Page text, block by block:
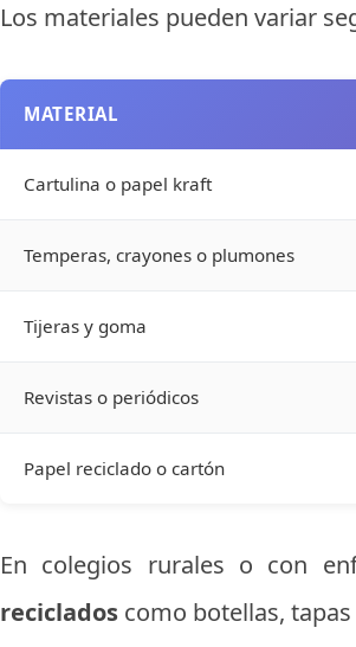
Los materiales pueden variar
MATERIAL
Cartulina o papel kraft
Temperas, crayones o plumones
Tijeras y goma
Revistas o periódicos
Papel reciclado o cartón
En colegios rurales o con
reciclados como botellas,